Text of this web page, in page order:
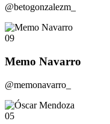
@betogonzalezm_
09
Memo Navarro
@memonavarro_
05